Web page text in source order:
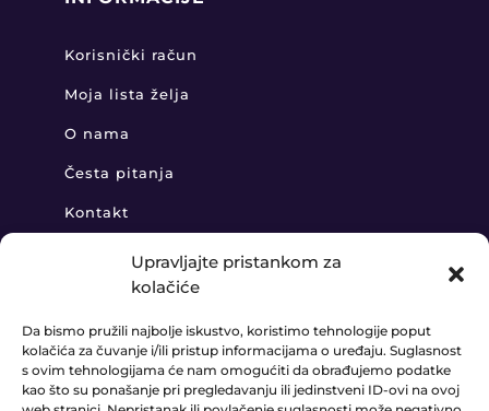
Upravljajte pristankom za
kolačiće
Da bismo pružili najbolje iskustvo, koristimo tehnologije poput
kolačića za čuvanje i/ili pristup informacijama o uređaju. Suglasnost
s ovim tehnologijama će nam omogućiti da obrađujemo podatke
kao što su ponašanje pri pregledavanju ili jedinstveni ID-ovi na ovoj
Korisnički račun
Moja lista želja
O nama
Česta pitanja
Kontakt
 +385 91 888 6406